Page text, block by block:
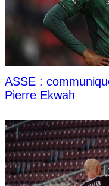
ASSE :
Pierre Ekwah